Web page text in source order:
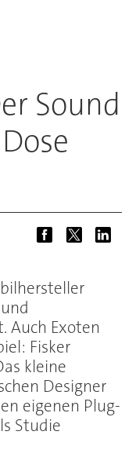
Sound
Auch Exoten
Fisker
kleine
Designer
eigenen Plug-
Studie